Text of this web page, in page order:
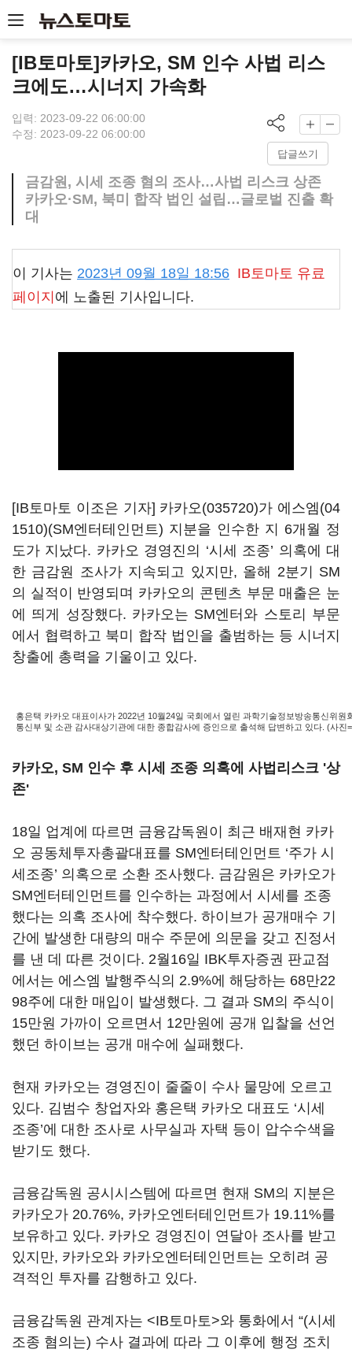
[IB토마토]카카오, SM 인수 사법 리스
크에도…시너지 가속화
입력: 2023-09-22 06:00:00
수정: 2023-09-22 06:00:00
답글쓰기
금감원, 시세 조종 혐의 조사…사법 리스크 상존
카카오·SM, 북미 합작 법인 설립…글로벌 진출 확
대
이 기사는 2023년 09월 18일 18:56 IB토마토 유료
페이지 에 노출된 기사입니다.
[IB토마토 이조은 기자] 카카오(035720)가 에스엠(04
1510)(SM엔터테인먼트) 지분을 인수한 지 6개월 정
도가 지났다. 카카오 경영진의 ‘시세 조종’ 의혹에 대
한 금감원 조사가 지속되고 있지만, 올해 2분기 SM
의 실적이 반영되며 카카오의 콘텐츠 부문 매출은 눈
에 띄게 성장했다. 카카오는 SM엔터와 스토리 부문
에서 협력하고 북미 합작 법인을 출범하는 등 시너지
창출에 총력을 기울이고 있다.
홍은택 카카오 대표이사가 2022년 10월24일 국회에서 열린 과학기술정보방송통신위원
통신부 및 소관 감사대상기관에 대한 종합감사에 증인으로 출석해 답변하고 있다. (사진
카카오, SM 인수 후 시세 조종 의혹에 사법리스크 '상
존'
18일 업계에 따르면 금융감독원이 최근 배재현 카카
오 공동체투자총괄대표를 SM엔터테인먼트 ‘주가 시
세조종’ 의혹으로 소환 조사했다. 금감원은 카카오가
SM엔터테인먼트를 인수하는 과정에서 시세를 조종
했다는 의혹 조사에 착수했다. 하이브가 공개매수 기
간에 발생한 대량의 매수 주문에 의문을 갖고 진정서
를 낸 데 따른 것이다. 2월16일 IBK투자증권 판교점
에서는 에스엠 발행주식의 2.9%에 해당하는 68만22
98주에 대한 매입이 발생했다. 그 결과 SM의 주식이
15만원 가까이 오르면서 12만원에 공개 입찰을 선언
했던 하이브는 공개 매수에 실패했다.
현재 카카오는 경영진이 줄줄이 수사 물망에 오르고
있다. 김범수 창업자와 홍은택 카카오 대표도 ‘시세
조종’에 대한 조사로 사무실과 자택 등이 압수수색을
받기도 했다.
금융감독원 공시시스템에 따르면 현재 SM의 지분은
카카오가 20.76%, 카카오엔터테인먼트가 19.11%를
보유하고 있다. 카카오 경영진이 연달아 조사를 받고
있지만, 카카오와 카카오엔터테인먼트는 오히려 공
격적인 투자를 감행하고 있다.
금융감독원 관계자는 <IB토마토>와 통화에서 “(시세
조종 혐의는) 수사 결과에 따라 그 이후에 행정 조치